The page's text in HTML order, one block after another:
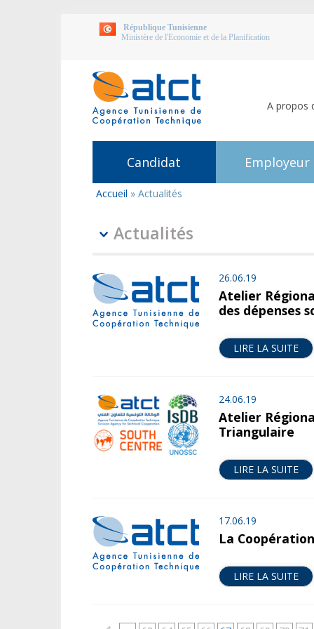
République Tunisienne
Ministère de l'Economie et de la Planification
A propos
Candidat Employeur
Vous
Accueil » Actualités
Actualités
26.06.19
Atelier
des dépenses
LIRE LA SUITE
24.06.19
Atelier
Triangulaire
LIRE LA SUITE
17.06.19
La
LIRE LA SUITE